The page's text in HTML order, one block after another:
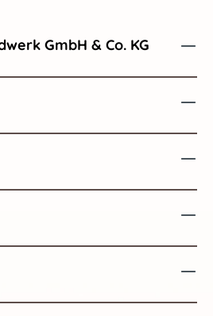
GmbH & Co. KG